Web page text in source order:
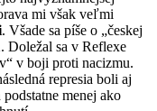
mi však veľmi
. Všade sa píše o „českej
Doležal sa v Reflexe
v boji proti nacizmu.
represia boli aj
menej ako